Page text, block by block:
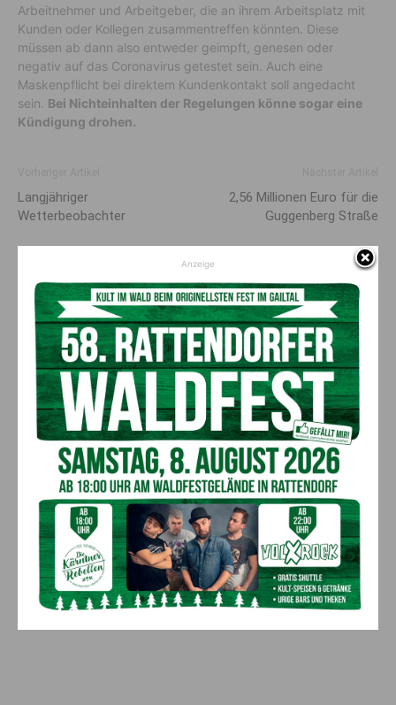
Arbeitnehmer und Arbeitgeber, die an ihrem Arbeitsplatz mit
Kunden oder Kollegen zusammentreffen könnten. Diese
müssen ab dann also entweder geimpft, genesen oder
negativ auf das Coronavirus getestet sein. Auch eine
Maskenpflicht bei direktem Kundenkontakt soll angedacht
sein. Bei Nichteinhalten der Regelungen könne sogar eine
Kündigung drohen.
Langjähriger
Wetterbeobachter
2,56 Millionen Euro für die
Guggenberg Straße
AKTUELLES
Ferragosto – Viva la Carnica® – Feiern
wie die Italiener!
ANZEIGE 9. August 2026
Ein langes Leben ging zu Ende: Anna
Stulier im 106. Lebensjahr verstorben
Aktuell 8. August 2026
Neues aus dem Almwellness-Resort
Tuffbad
ANZEIGE 8. August 2026
Anzeige
Anzeige